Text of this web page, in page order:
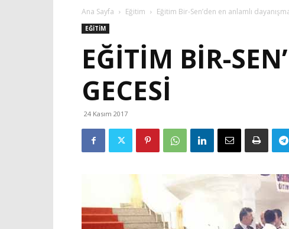
Ana Sayfa Eğitim Eğitim Bir-Sen’den en anlamlı
EĞITIM
EĞITIM BIR-
GECESI
24 Kasım 2017